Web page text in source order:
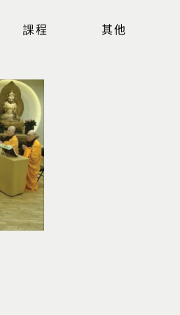
課程 其他